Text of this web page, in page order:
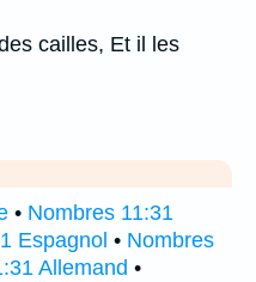
cailles, Et il les
• Nombres 11:31
Espagnol • Nombres
Allemand •